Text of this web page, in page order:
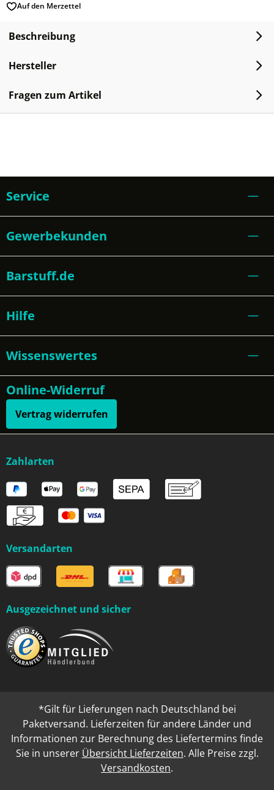
Auf den Merzettel
Beschreibung
Hersteller
Fragen zum Artikel
Service
Gewerbekunden
Barstuff.de
Hilfe
Wissenswertes
Online-Widerruf
Vertrag widerrufen
Zahlarten
Versandarten
Ausgezeichnet und sicher
*Gilt für Lieferungen nach Deutschland bei
Paketversand. Lieferzeiten für andere Länder und
Informationen zur Berechnung des Liefertermins finde
Sie in unserer Übersicht Lieferzeiten. Alle Preise zzgl.
Versandkosten.